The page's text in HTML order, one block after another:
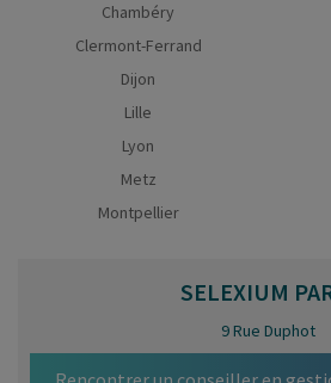
Chambéry
Clermont-Ferrand
Dijon
Lille
Lyon
Metz
Montpellier
SELEXIUM
9 Rue Duphot